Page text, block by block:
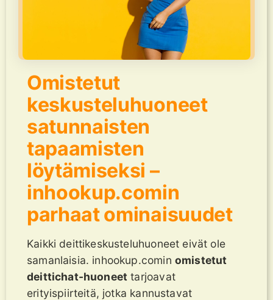
Omistetut
keskusteluhuoneet
satunnaisten
tapaamisten
löytämiseksi –
inhookup.comin
parhaat ominaisuudet
Kaikki deittikeskusteluhuoneet eivät ole
samanlaisia. inhookup.comin omistetut
deittichat-huoneet tarjoavat
erityispiirteitä, jotka kannustavat